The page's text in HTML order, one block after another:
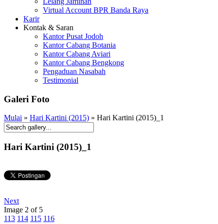
Virtual Account BPR Banda Raya
Karir
Kontak & Saran
Kantor Pusat Jodoh
Kantor Cabang Botania
Kantor Cabang Aviari
Kantor Cabang Bengkong
Pengaduan Nasabah
Testimonial
Galeri Foto
Mulai » Hari Kartini (2015) » Hari Kartini (2015)_1
Hari Kartini (2015)_1
Next
Image 2 of 5
113 114 115 116